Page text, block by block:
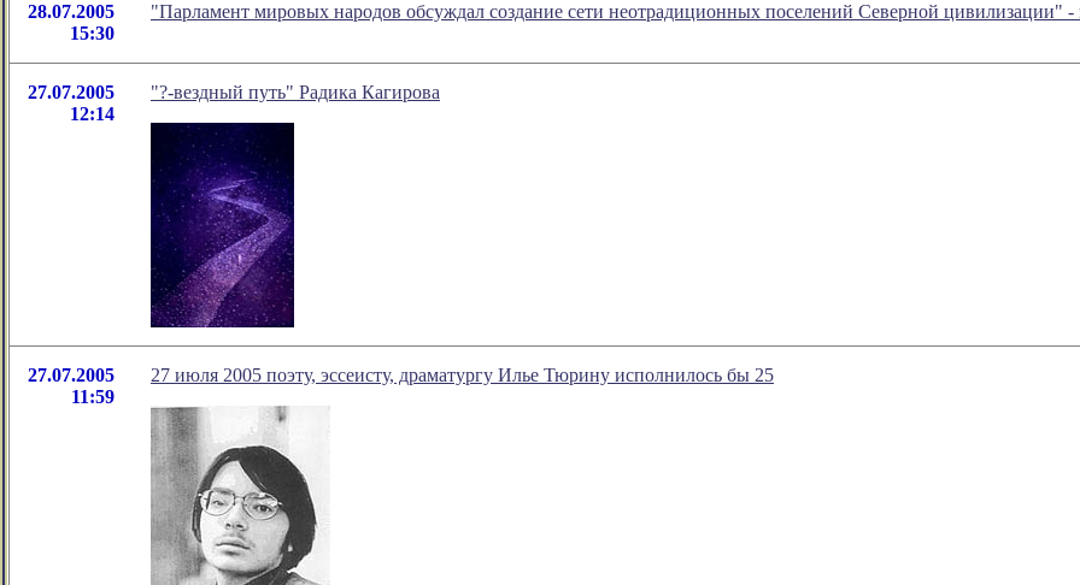
28.07.2005
15:30
"Парламент мировых народов обсуждал создание сети неотрадиционных поселений Северной цивилизации"
27.07.2005
12:14
"?-вездный путь" Радика Кагирова
27.07.2005
11:59
27 июля 2005 поэту, эссеисту, драматургу Илье Тюрину исполнилось бы 25